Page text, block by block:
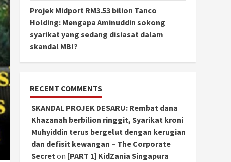
Projek Midport RM3.53 bilion Tanco
Holding: Mengapa Aminuddin sokong
syarikat yang sedang disiasat dalam
skandal MBI?
RECENT COMMENTS
SKANDAL PROJEK DESARU: Rembat dana
Khazanah berbilion ringgit, Syarikat kroni
Muhyiddin terus bergelut dengan kerugian
dan defisit kewangan – The Corporate
Secret on [PART 1] KidZania Singapura